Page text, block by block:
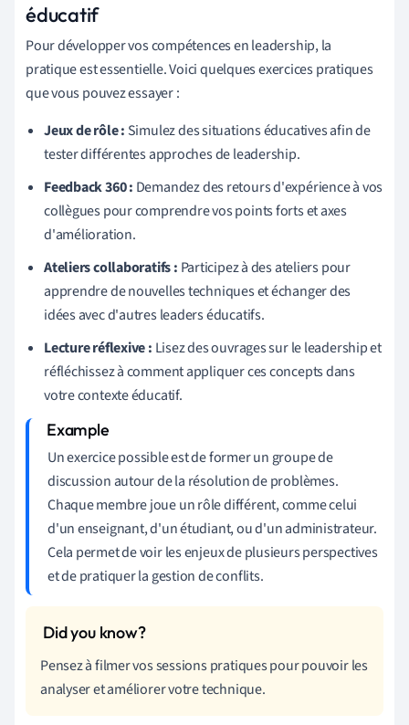
éducatif
Pour développer vos compétences en leadership, la
pratique est essentielle. Voici quelques exercices pratiques
que vous pouvez essayer :
Jeux de rôle : Simulez des situations éducatives afin de
tester différentes approches de leadership.
Feedback 360 : Demandez des retours d'expérience à vos
collègues pour comprendre vos points forts et axes
d'amélioration.
Ateliers collaboratifs : Participez à des ateliers pour
apprendre de nouvelles techniques et échanger des
idées avec d'autres leaders éducatifs.
Lecture réflexive : Lisez des ouvrages sur le leadership et
réfléchissez à comment appliquer ces concepts dans
votre contexte éducatif.
Un exercice possible est de former un groupe de
discussion autour de la résolution de problèmes.
Chaque membre joue un rôle différent, comme celui
d'un enseignant, d'un étudiant, ou d'un administrateur.
Cela permet de voir les enjeux de plusieurs perspectives
et de pratiquer la gestion de conflits.
Pensez à filmer vos sessions pratiques pour pouvoir les
analyser et améliorer votre technique.